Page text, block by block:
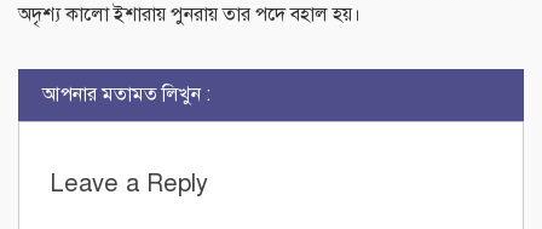
অদৃশ্য কালো ইশারায় পুনরায় তার পদে বহাল হয়।
আপনার মতামত লিখুন :
Leave a Reply